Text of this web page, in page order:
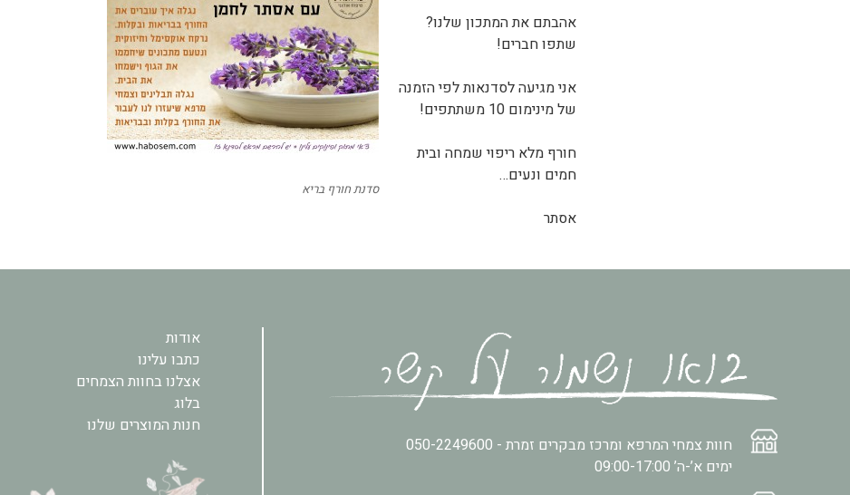
סדנת חורף בריא
אהבתם את המתכון שלנו?
שתפו חברים!
אני מגיעה לסדנאות לפי הזמנה
של מינימום 10 משתתפים!
חורף מלא ריפוי שמחה ובית
חמים ונעים…
אסתר
חוות צמחי המרפא ומרכז מבקרים זמרת - 050-2249600
ימים א’-ה’ 09:00-17:00
אודות
כתבו עלינו
אצלנו בחוות הצמחים
בלוג
חנות המוצרים שלנו